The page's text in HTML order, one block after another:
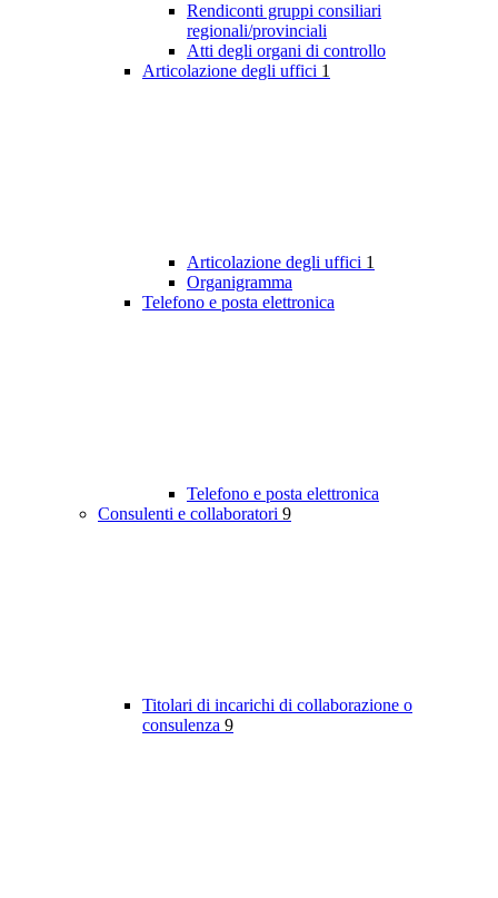
Rendiconti gruppi consiliari
regionali/provinciali
Atti degli organi di controllo
Articolazione degli uffici 1
Articolazione degli uffici 1
Organigramma
Telefono e posta elettronica
Telefono e posta elettronica
Consulenti e collaboratori 9
Titolari di incarichi di collaborazione o
consulenza 9